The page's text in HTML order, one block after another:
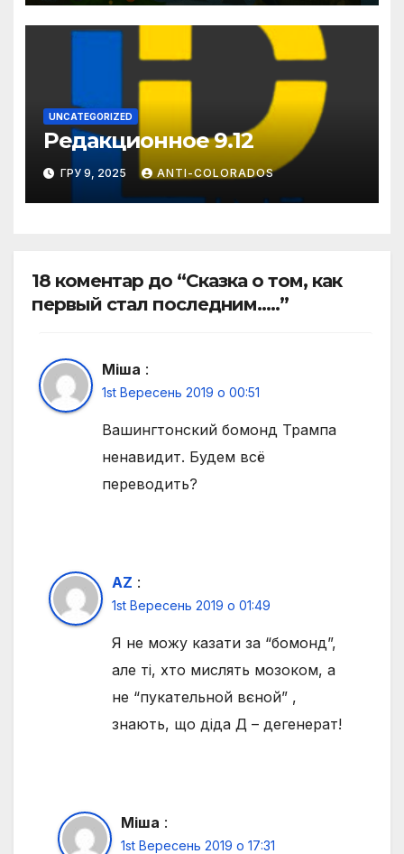
UNCATEGORIZED
Редакционное 9.12
ГРУ 9, 2025 ANTI-COLORADOS
18 коментар до “Сказка о том, как
первый стал последним…..”
Міша :
1st Вересень 2019 о 00:51
Вашингтонский бомонд Трампа
ненавидит. Будем всё
переводить?
AZ :
1st Вересень 2019 о 01:49
Я не можу казати за “бомонд”,
але ті, хто мислять мозоком, а
не “пукательной вєной” ,
знають, що діда Д – дегенерат!
Міша :
1st Вересень 2019 о 17:31